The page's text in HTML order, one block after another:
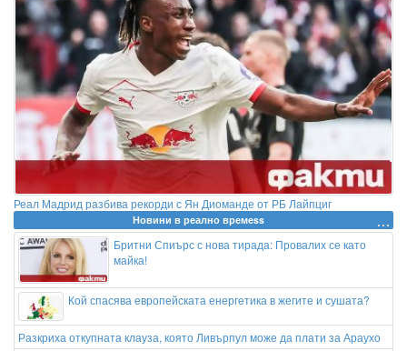
Реал Мадрид разбива рекорди с Ян Диоманде от РБ Лайпциг
Новини в реално времеss
Бритни Спиърс с нова тирада: Провалих се като
майка!
Кой спасява европейската енергетика в жегите и сушата?
Разкриха откупната клауза, която Ливърпул може да плати за Араухо